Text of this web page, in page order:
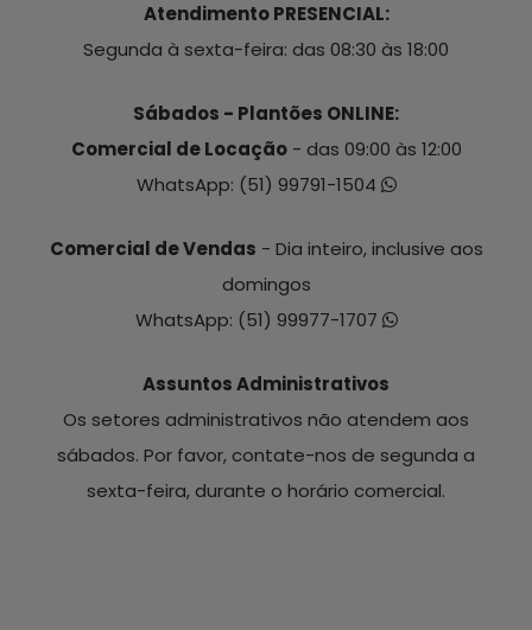
Atendimento PRESENCIAL:
Segunda à sexta-feira: das 08:30 às 18:00
Sábados - Plantões ONLINE:
Comercial de Locação- das 09:00 às 12:00
WhatsApp: (51) 99791-1504
Comercial de Vendas - Dia inteiro, inclusive aos
domingos
WhatsApp: (51) 99977-1707
Assuntos Administrativos
Os setores administrativos não atendem aos
sábados. Por favor, contate-nos de segunda a
sexta-feira, durante o horário comercial.